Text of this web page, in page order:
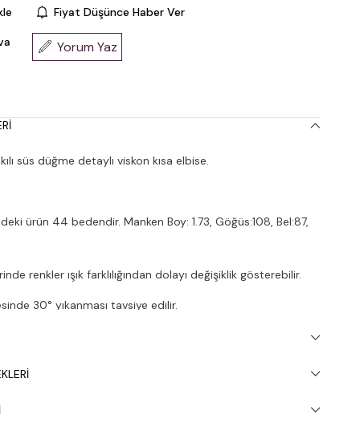
Fiyat Düşünce Haber Ver
Yorum Yaz
süs düğme detaylı viskon kısa elbise.
ürün 44 bedendir. Manken Boy: 1.73, Göğüs:108, Bel:87,
renkler ışık farklılığından dolayı değişiklik gösterebilir.
30° yıkanması tavsiye edilir.